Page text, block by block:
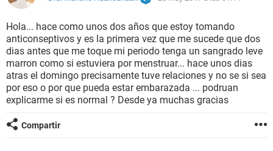
BIENESTAR
SEXUALIDAD
GLOSARIO
Hola... hace como unos dos años que estoy tomando
anticonseptivos y es la primera vez que me sucede que dos
dias antes que me toque mi periodo tenga un sangrado leve
marron como si estuviera por menstruar... hace unos dias
atras el domingo precisamente tuve relaciones y no se si sea
por eso o por que pueda estar embarazada ... podruan
explicarme si es normal ? Desde ya muchas gracias
Compartir